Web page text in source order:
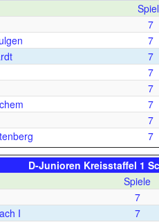
7
7
7
7
7
7
7
7
D-Junioren Kreisstaffel 1
Spiele
7
I 7